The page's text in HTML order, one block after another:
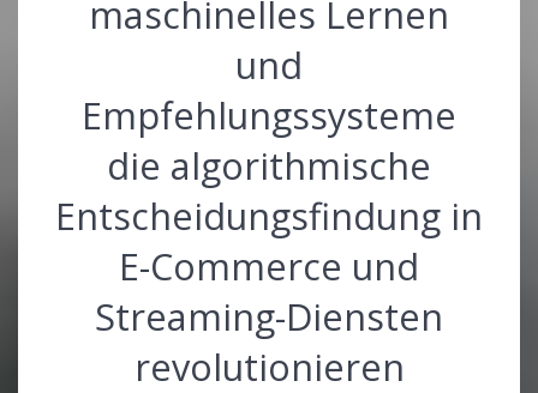
maschinelles Lernen
und
Empfehlungssysteme
die algorithmische
Entscheidungsfindung in
E-Commerce und
Streaming-Diensten
revolutionieren